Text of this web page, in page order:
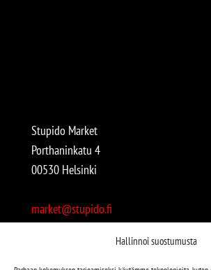
Hallinnoi suostumusta
Stupido Market
Porthaninkatu 4
00530 Helsinki
market@stupido.fi